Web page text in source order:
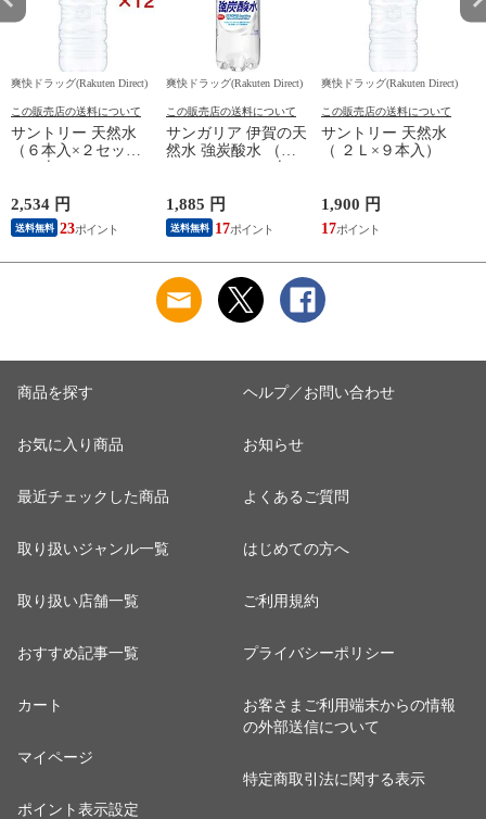
爽快ドラッグ(Rakuten Direct)
この販売店の送料について
サントリー 天然水
（６本入×２セット
2,534 円
送料無料 23
爽快ドラッグ(Rakuten Direct)
この販売店の送料について
サンガリア 伊賀の天
然水 強炭酸水 （５
1,885 円
送料無料 17
爽快ドラッグ(Rakuten Direct)
この販売店の送料について
サントリー 天然水
（ ２Ｌ×９本入）
1,900 円
17
商品を探す
お気に入り商品
最近チェックした商品
取り扱いジャンル一覧
取り扱い店舗一覧
おすすめ記事一覧
カート
マイページ
ポイント表示設定
ヘルプ／お問い合わせ
お知らせ
よくあるご質問
はじめての方へ
ご利用規約
プライバシーポリシー
お客さまご利用端末からの情報
の外部送信について
特定商取引法に関する表示